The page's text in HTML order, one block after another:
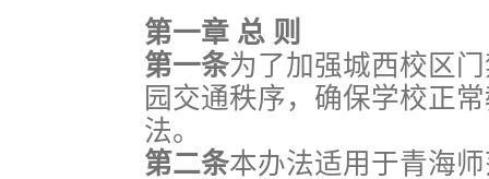
第一章 总 则
第一条为了加强城西校区
园交通秩序，确保学校正
法。
第二条本办法适用于青海